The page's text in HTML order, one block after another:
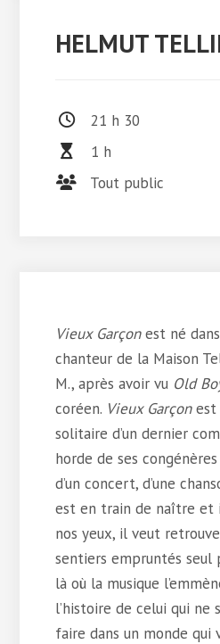
HELMUT
21 h 30
1 h
Tout public
Vieux Garçonest né
chanteur de la Maison
M., après avoir vu Old
coréen. Vieux Garçonest
solitaire d’un dernier
horde de ses
d’un concert, d’une
est en train de naître et
nos yeux, il veut
sentiers empruntés seul
là où la musique
l’histoire de celui qui ne
faire dans un monde